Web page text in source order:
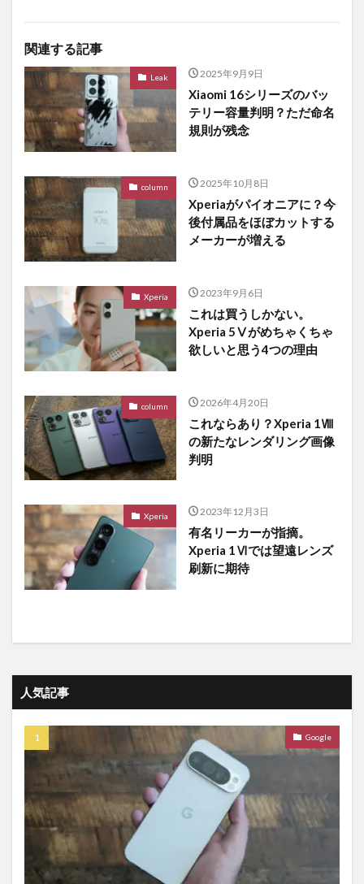
関連する記事
Leak 2025年9月9日
Xiaomi 16シリーズのバッ
テリー容量判明？ただ命名
規則が残念
column 2025年10月8日
Xperiaがパイオニアに？今
後付属品をほぼカットする
メーカーが増える
Xperia 2023年9月6日
これは買うしかない。
Xperia 5Ⅴがめちゃくちゃ
欲しいと思う4つの理由
column 2026年4月20日
これならあり？Xperia 1Ⅷ
の新たなレンダリング画像
判明
Xperia 2023年12月3日
有名リーカーが指摘。
Xperia 1Ⅵでは望遠レンズ
刷新に期待
人気記事
Google